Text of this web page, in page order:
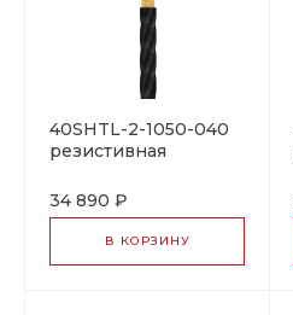
40SHTL-2-1050-040
резистивная
секция
34 890 ₽
В КОРЗИНУ